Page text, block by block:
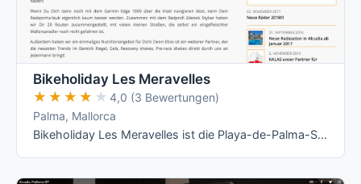
Bikeholiday Les Meravelles
★★★★★
★★★★★ 4,0 (3 Bewertungen)
Palma, Mallorca
Bikeholiday Les Meravelles ist die Playa-de-Palma-Station von 54/11 Bikeholiday und vermietet nach eigener Flottenliste überwiegend …